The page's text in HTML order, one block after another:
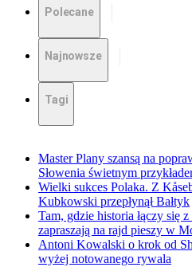
Polecane
Najnowsze
Tagi
Master Plany szansą na
Słowenia świetnym
Wielki sukces Polaka. Z
Kubkowski przepłynął Bałtyk
Tam, gdzie historia łączy się
zapraszają na rajd pieszy w
Antoni Kowalski o krok od
wyżej notowanego rywala